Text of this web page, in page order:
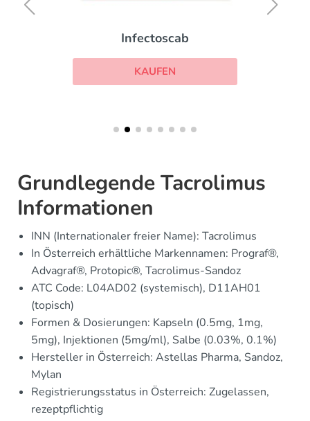
Infectoscab
KAUFEN
Grundlegende Tacrolimus
Informationen
INN (Internationaler freier Name): Tacrolimus
In Österreich erhältliche Markennamen: Prograf®,
Advagraf®, Protopic®, Tacrolimus-Sandoz
ATC Code: L04AD02 (systemisch), D11AH01
(topisch)
Formen & Dosierungen: Kapseln (0.5mg, 1mg,
5mg), Injektionen (5mg/ml), Salbe (0.03%, 0.1%)
Hersteller in Österreich: Astellas Pharma, Sandoz,
Mylan
Registrierungsstatus in Österreich: Zugelassen,
rezeptpflichtig